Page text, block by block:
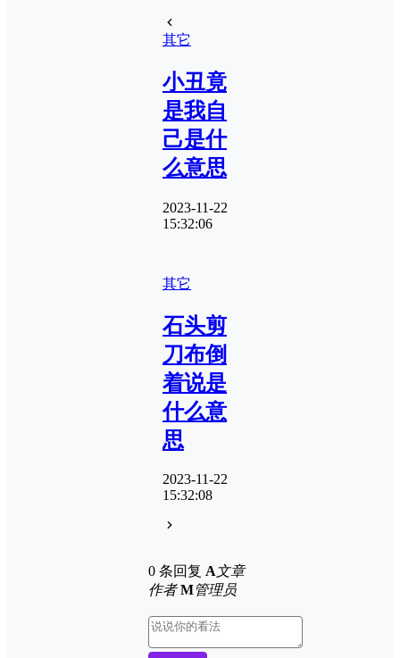
其它
小丑竟
是我自
己是什
么意思
2023-11-22
15:32:06
其它
石头剪
刀布倒
着说是
什么意
思
2023-11-22
15:32:08
0 条回复 A文章
作者 M管理员